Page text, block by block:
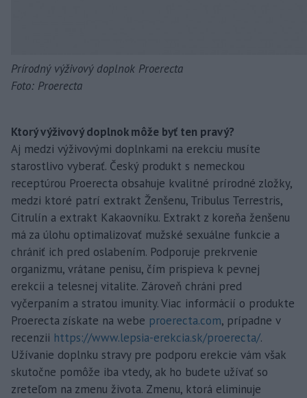
Prírodný výživový doplnok Proerecta
Foto: Proerecta
Ktorý výživový doplnok môže byť ten pravý?
Aj medzi výživovými doplnkami na erekciu musíte
starostlivo vyberať. Český produkt s nemeckou
receptúrou Proerecta obsahuje kvalitné prírodné zložky,
medzi ktoré patrí extrakt Ženšenu, Tribulus Terrestris,
Citrulín a extrakt Kakaovníku. Extrakt z koreňa ženšenu
má za úlohu optimalizovať mužské sexuálne funkcie a
chrániť ich pred oslabením. Podporuje prekrvenie
organizmu, vrátane penisu, čím prispieva k pevnej
erekcii a telesnej vitalite. Zároveň chráni pred
vyčerpaním a stratou imunity. Viac informácií o produkte
Proerecta získate na webe proerecta.com, prípadne v
recenzii https://www.lepsia-erekcia.sk/proerecta/.
Užívanie doplnku stravy pre podporu erekcie vám však
skutočne pomôže iba vtedy, ak ho budete užívať so
zreteľom na zmenu života. Zmenu, ktorá eliminuje